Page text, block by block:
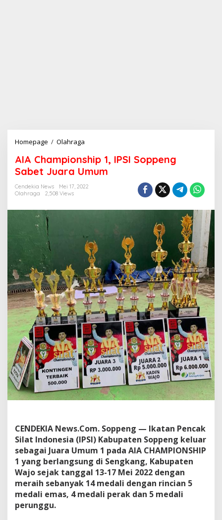
Homepage / Olahraga
A
C
h
a
s
h
p
1
,
I
P
S
I
S
o
p
p
e
n
S
a
t
J
a
r
a
U
m
u
AIA Championship 1, IPSI Soppeng
Sabet Juara Umum
Cendekia News
Mei 17, 2022
Olahraga
2,508 Views
CENDEKIA News.Com. Soppeng — Ikatan Pencak
Silat Indonesia (IPSI) Kabupaten Soppeng keluar
sebagai Juara Umum 1 pada AIA CHAMPIONSHIP
1 yang berlangsung di Sengkang, Kabupaten
Wajo sejak tanggal 13-17 Mei 2022 dengan
meraih sebanyak 14 medali dengan rincian 5
medali emas, 4 medali perak dan 5 medali
perunggu.